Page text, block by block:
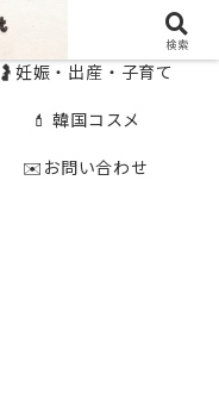
🤰妊娠・出産・子育て
💄 韓国コスメ
✉️お問い合わせ
検索